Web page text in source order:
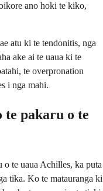
ano hoki te kiko,
atu ki te tendonitis, nga
ake ai te uaua ki te
te overpronation
i nga mahi.
te pakaru o te
te uaua Achilles, ka puta
tika. Ko te matauranga ki